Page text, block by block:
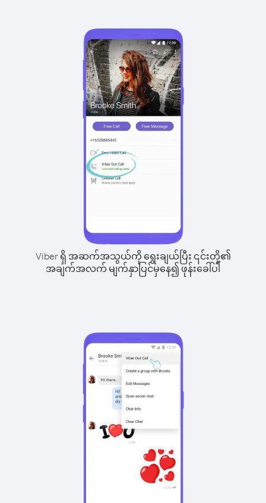
Viber ရှိ အဆက်အသွယ်ကို ရွေးချယ်ပြီး ၎င်းတို့၏
အချက်အလက် မျက်နှာပြင်မှနေ၍ ဖုန်းခေါ်ပါ